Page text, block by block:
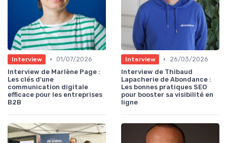
Interview • 01/07/2026
Interview de Marlène Page :
Les clés d'une
communication digitale
efficace pour les entreprises
B2B
Interview •
26/03/2026
Interview de Thibaud
Lapacherie de Abondance :
Les bonnes pratiques SEO
pour booster sa visibilité en
ligne